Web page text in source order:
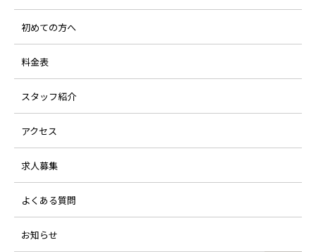
初めての方へ
料金表
スタッフ紹介
アクセス
求人募集
よくある質問
お知らせ